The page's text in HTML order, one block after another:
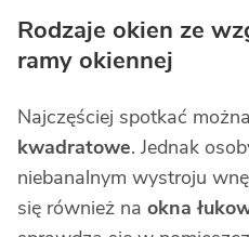
Rodzaje okien ze
ramy okiennej
Najczęściej spotkać można
kwadratowe. Jednak
niebanalnym wystroju
się również na okna